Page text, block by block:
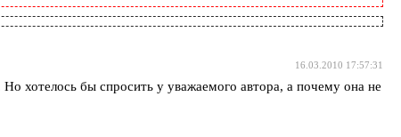
16.03.2010 17:57:31
хотелось бы спросить у уважаемого автора, а почему она не